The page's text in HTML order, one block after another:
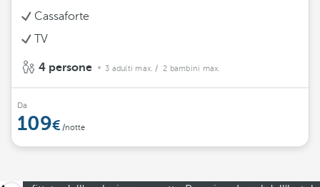
Cassaforte
TV
4 persone 3 adulti max. / 2 bambini max.
Da
109 /notte